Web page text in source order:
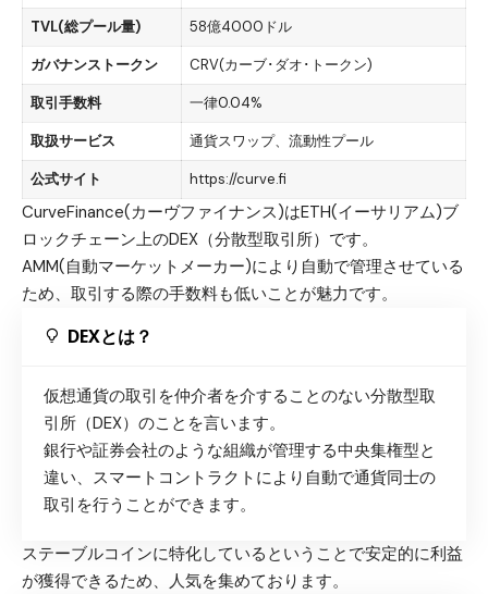
TVL(総プール量) 58億4000ドル
ガバナンストークン CRV(カーブ･ダオ･トークン)
取引手数料 一律0.04%
取扱サービス 通貨スワップ、流動性プール
公式サイト https://curve.fi
CurveFinance(カーヴファイナンス)はETH(イーサリアム)ブ
ロックチェーン上のDEX（分散型取引所）です。
AMM(自動マーケットメーカー)により自動で管理させている
ため、取引する際の手数料も低いことが魅力です。
DEXとは？
仮想通貨の取引を仲介者を介することのない分散型取
引所（DEX）のことを言います。
銀行や証券会社のような組織が管理する中央集権型と
違い、スマートコントラクトにより自動で通貨同士の
取引を行うことができます。
ステーブルコインに特化しているということで安定的に利益
が獲得できるため、人気を集めております。